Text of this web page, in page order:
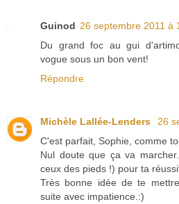
Guinod 26 septembre 2011 à
Du grand foc au gui
vogue sous un bon vent!
Répondre
Michèle Lallée-Lenders
26
C'est parfait, Sophie, comme
Nul doute que ça va
ceux des pieds !) pour ta
Très bonne idée de te
suite avec impatience.:)